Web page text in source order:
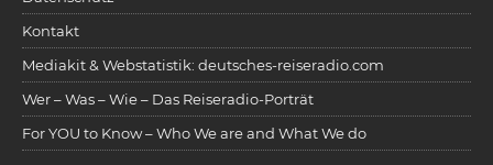
Kontakt
Mediakit & Webstatistik: deutsches-reiseradio.com
Wer – Was – Wie – Das Reiseradio-Porträt
For YOU to Know – Who We are and What We do